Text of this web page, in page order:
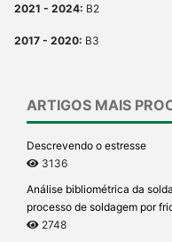
2021 - 2024: B2
2017 - 2020: B3
ARTIGOS MAIS
Descrevendo o estresse
3136
Análise bibliométrica da
processo de soldagem por
2748